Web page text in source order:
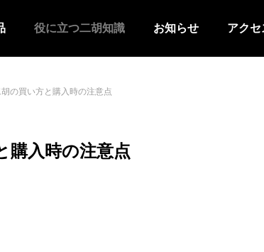
役に立つ二胡知識 お知らせ アクセ
の買い方と購入時の注意点
入時の注意点